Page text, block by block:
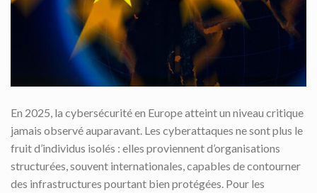
En 2025, la cybersécurité en Europe atteint un niveau critique
jamais observé auparavant. Les cyberattaques ne sont plus le
fruit d’individus isolés : elles proviennent d’organisations
structurées, souvent internationales, capables de contourner
des infrastructures pourtant bien protégées. Pour les